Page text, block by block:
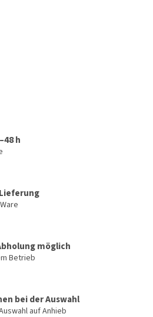
h
möglich
Betrieb
bei der Auswahl
auf Anhieb